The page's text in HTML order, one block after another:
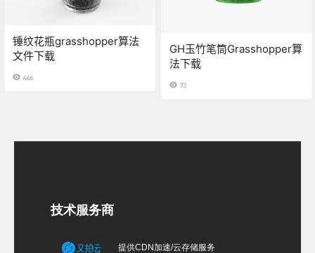
锤纹花瓶grasshopper算法
文件下载
446
GH玉竹笔筒Grasshopper算
法下载
73
技术服务商
提供CDN加速/云存储服务